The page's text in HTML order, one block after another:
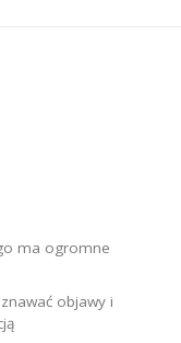
ma ogromne
objawy i